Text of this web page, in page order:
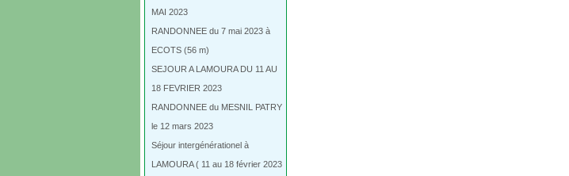
MAI 2023
RANDONNEE du 7 mai 2023 à
ECOTS (56 m)
SEJOUR A LAMOURA DU 11 AU
18 FEVRIER 2023
RANDONNEE du MESNIL PATRY
le 12 mars 2023
Séjour intergénérationel à
LAMOURA ( 11 au 18 février 2023